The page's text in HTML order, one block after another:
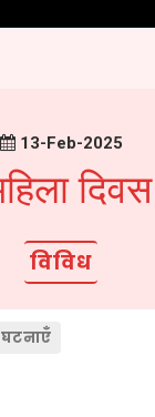
13-Feb-2025
विविध